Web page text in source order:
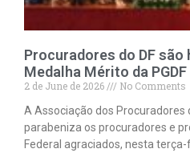
Procuradores do DF são
Medalha Mérito da PGDF
2 de June de 2026
No Comments
A Associação dos Procuradores
parabeniza os procuradores e
Federal agraciados, nesta